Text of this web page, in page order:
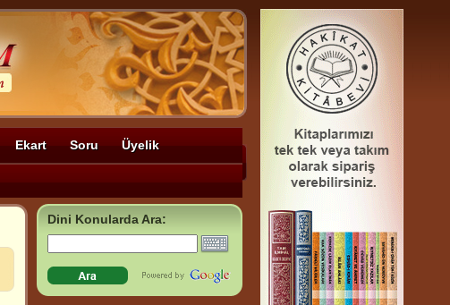
Ekart Soru Üyelik
Dini Konularda Ara: